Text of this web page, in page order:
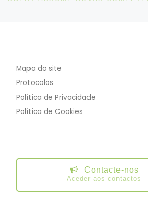
Mapa do site
Protocolos
Política de Privacidade
Política de Cookies
Contacte-nos
Aceder aos contactos